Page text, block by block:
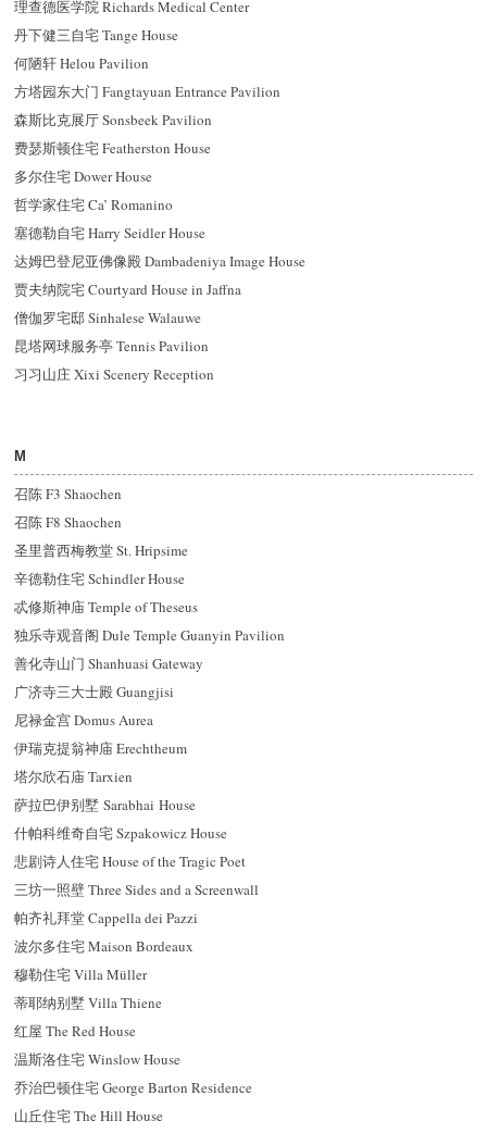
理查德医学院 Richards Medical Center
丹下健三自宅 Tange House
何陋轩 Helou Pavilion
方塔园东大门 Fangtayuan Entrance Pavilion
森斯比克展厅 Sonsbeek Pavilion
费瑟斯顿住宅 Featherston House
多尔住宅 Dower House
哲学家住宅 Ca’ Romanino
塞德勒自宅 Harry Seidler House
达姆巴登尼亚佛像殿 Dambadeniya Image House
贾夫纳院宅 Courtyard House in Jaffna
僧伽罗宅邸 Sinhalese Walauwe
昆塔网球服务亭 Tennis Pavilion
习习山庄 Xixi Scenery Reception
M
召陈 F3 Shaochen
召陈 F8 Shaochen
圣里普西梅教堂 St. Hripsime
辛德勒住宅 Schindler House
忒修斯神庙 Temple of Theseus
独乐寺观音阁 Dule Temple Guanyin Pavilion
善化寺山门 Shanhuasi Gateway
广济寺三大士殿 Guangjisi
尼禄金宫 Domus Aurea
伊瑞克提翁神庙 Erechtheum
塔尔欣石庙 Tarxien
萨拉巴伊别墅 Sarabhai House
什帕科维奇自宅 Szpakowicz House
悲剧诗人住宅 House of the Tragic Poet
三坊一照壁 Three Sides and a Screenwall
帕齐礼拜堂 Cappella dei Pazzi
波尔多住宅 Maison Bordeaux
穆勒住宅 Villa Müller
蒂耶纳别墅 Villa Thiene
红屋 The Red House
温斯洛住宅 Winslow House
乔治巴顿住宅 George Barton Residence
山丘住宅 The Hill House